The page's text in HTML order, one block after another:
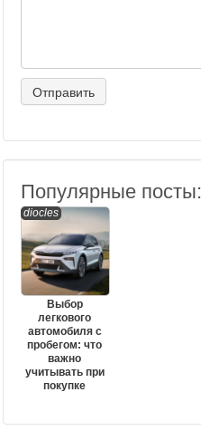
Популярные посты:
diocles
Выбор
легкового
автомобиля с
пробегом: что
важно
учитывать при
покупке